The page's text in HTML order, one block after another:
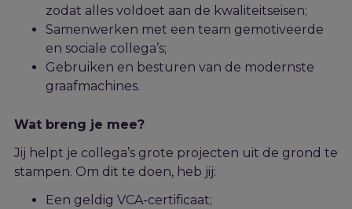
zodat alles voldoet aan de kwaliteitseisen;
Samenwerken met een team gemotiveerde
en sociale collega’s;
Gebruiken en besturen van de modernste
graafmachines.
Wat breng je mee?
Jij helpt je collega’s grote projecten uit de grond te
stampen. Om dit te doen, heb jij:
Een geldig VCA-certificaat;